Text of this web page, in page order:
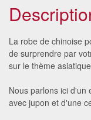
La robe de chinoise
de surprendre par
sur le thème
Nous parlons ici d'un
avec jupon et d'une